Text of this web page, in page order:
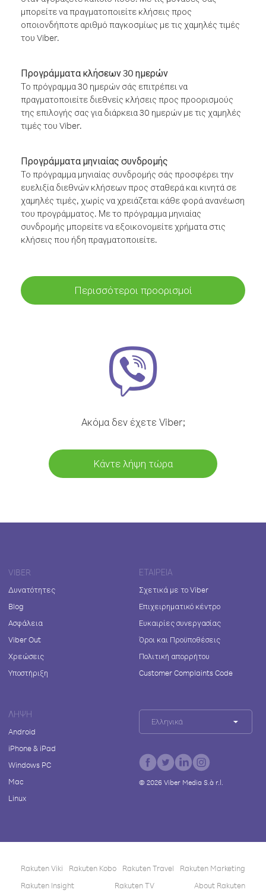
μπορείτε να πραγματοποιείτε κλήσεις προς
οποιονδήποτε αριθμό παγκοσμίως με τις χαμηλές τιμές
του Viber.
Προγράμματα κλήσεων 30 ημερών
Το πρόγραμμα 30 ημερών σάς επιτρέπει να
πραγματοποιείτε διεθνείς κλήσεις προς προορισμούς
της επιλογής σας για διάρκεια 30 ημερών με τις χαμηλές
τιμές του Viber.
Προγράμματα μηνιαίας συνδρομής
Το πρόγραμμα μηνιαίας συνδρομής σάς προσφέρει την
ευελιξία διεθνών κλήσεων προς σταθερά και κινητά σε
χαμηλές τιμές, χωρίς να χρειάζεται κάθε φορά ανανέωση
του προγράμματος. Με το πρόγραμμα μηνιαίας
συνδρομής μπορείτε να εξοικονομείτε χρήματα στις
κλήσεις που ήδη πραγματοποιείτε.
Περισσότεροι προορισμοί
Ακόμα δεν έχετε Viber;
Κάντε λήψη τώρα
VIBER
Δυνατότητες
Blog
Ασφάλεια
Viber Out
Χρεώσεις
Υποστήριξη
ΕΤΑΙΡΕΊΑ
Σχετικά με το Viber
Επιχειρηματικό κέντρο
Ευκαιρίες συνεργασίας
Όροι και Προϋποθέσεις
Πολιτική απορρήτου
Customer Complaints Code
ΛΉΨΗ
Android
iPhone & iPad
Windows PC
Mac
Linux
Ελληνικά
© 2026Viber Media S.à r.l.
Rakuten Viki Rakuten Kobo Rakuten Travel
Rakuten Marketing
Rakuten Insight
Rakuten TV About Rakuten